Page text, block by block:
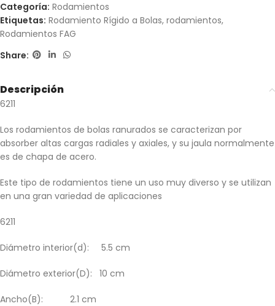
Categoría: Rodamientos
Etiquetas: Rodamiento Rígido a Bolas, rodamientos,
Rodamientos FAG
Share:
Descripción
6211
Los rodamientos de bolas ranurados se caracterizan por
absorber altas cargas radiales y axiales, y su jaula normalmente
es de chapa de acero.
Este tipo de rodamientos tiene un uso muy diverso y se utilizan
en una gran variedad de aplicaciones
6211
Diámetro interior(d): 5.5 cm
Diámetro exterior(D): 10 cm
Ancho(B): 2.1 cm